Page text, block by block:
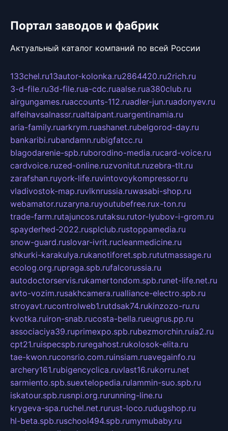
Портал заводов и фабрик
Актуальный каталог компаний по всей России
133chel.ru13autor-kolonka.ru2864420.ru2rich.ru
3-d-file.ru3d-file.rua-cdc.ruaalse.rua380club.ru
airgungames.ruaccounts-112.ruadler-jun.ruadonyev.ru
alfeihavsalnassr.rualtaipant.ruargentinamia.ru
aria-family.ruarkrym.ruashanet.rubelgorod-day.ru
bankaribi.rubandamn.rubigfatcc.ru
blagodarenie-spb.ruborodino-media.rucard-voice.ru
cardvoice.ruzed-online.ruzvonitut.ruzebra-tlt.ru
zarafshan.ruyork-life.ruvintovoykompressor.ru
vladivostok-map.ruvlknrussia.ruwasabi-shop.ru
webamator.ruzaryna.ruyoutubefree.rux-ton.ru
trade-farm.rutajuncos.rutaksu.rutor-lyubov-i-grom.ru
spayderhed-2022.rusplclub.rustoppamedia.ru
snow-guard.ruslovar-ivrit.rucleanmedicine.ru
shkurki-karakulya.rukanotiforet.spb.rututmassage.ru
ecolog.org.rupraga.spb.rufalcorussia.ru
autodoctorservis.rukamertondom.spb.runet-life.net.ru
avto-vozim.rusakhcamera.rualliance-electro.spb.ru
stroyavt.rucontrolweb1.rutdsak74.rukinzozo-ru.ru
kvotka.ruiron-snab.rucosta-bella.rueugrus.pp.ru
associaciya39.ruprimexpo.spb.rubezmorchin.ruia2.ru
cpt21.ruispecspb.ruregahost.rukolosok-elita.ru
tae-kwon.ruconsrio.com.ruinsiam.ruavegainfo.ru
archery161.rubigencyclica.ruvlast16.rukorru.net
sarmiento.spb.suextelopedia.rulammin-suo.spb.ru
iskatour.spb.rusnpi.org.rurunning-line.ru
krygeva-spa.ruchel.net.rurust-loco.rudugshop.ru
hl-beta.spb.ruschool494.spb.rumymubaby.ru